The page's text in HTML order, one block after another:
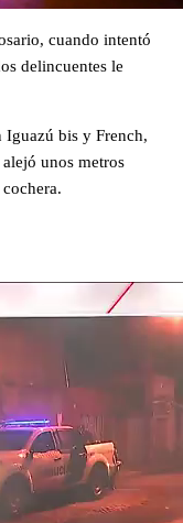
cuando intentó
delincuentes le
Iguazú bis y French,
unos metros